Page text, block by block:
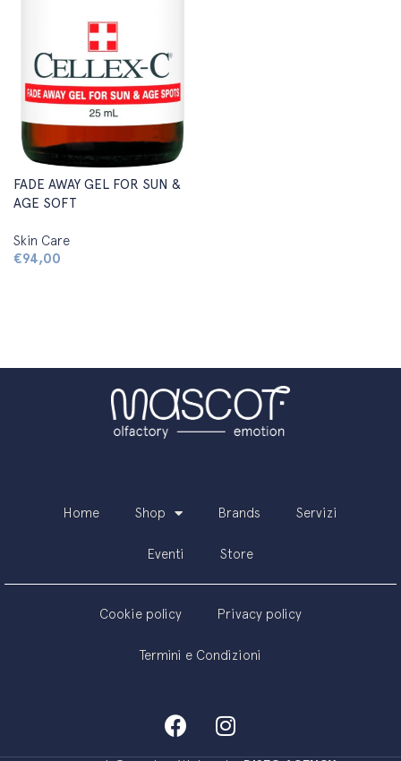
FADE AWAY GEL FOR SUN &
AGE SOFT
Skin Care
€94,00
Home Shop Brands Servizi
Eventi Store
Cookie policy Privacy policy
Termini e Condizioni